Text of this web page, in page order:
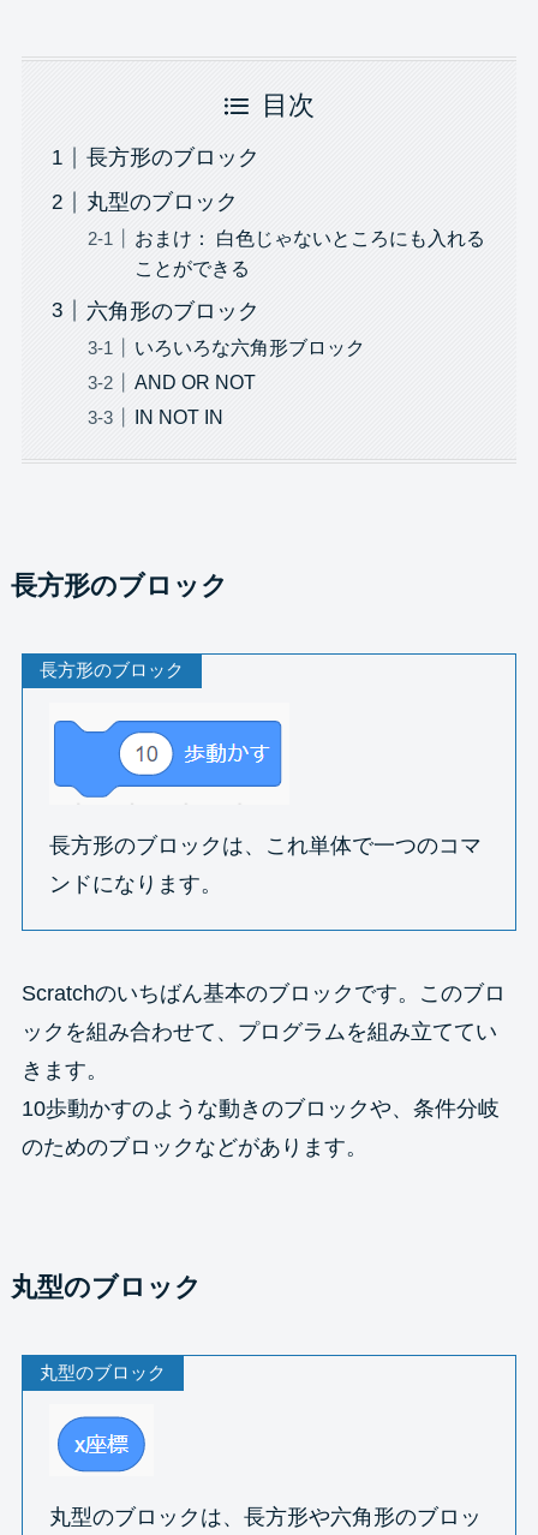
目次
長方形のブロック
丸型のブロック
おまけ： 白色じゃないところにも入れる
ことができる
六角形のブロック
いろいろな六角形ブロック
AND OR NOT
IN NOT IN
長方形のブロック
長方形のブロック
長方形のブロックは、これ単体で一つのコマ
ンドになります。
Scratchのいちばん基本のブロックです。このブロ
ックを組み合わせて、プログラムを組み立ててい
きます。
10歩動かすのような動きのブロックや、条件分岐
のためのブロックなどがあります。
丸型のブロック
丸型のブロック
丸型のブロックは、長方形や六角形のブロッ